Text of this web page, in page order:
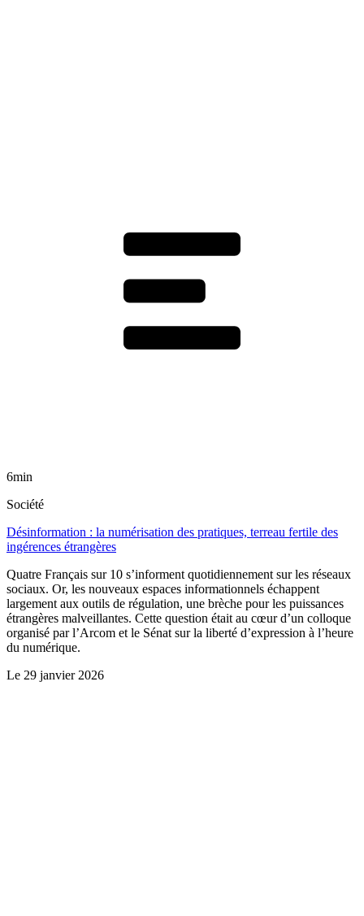
6min
Société
Désinformation : la numérisation des pratiques, terreau fertile des
ingérences étrangères
Quatre Français sur 10 s’informent quotidiennement sur les réseaux
sociaux. Or, les nouveaux espaces informationnels échappent
largement aux outils de régulation, une brèche pour les puissances
étrangères malveillantes. Cette question était au cœur d’un colloque
organisé par l’Arcom et le Sénat sur la liberté d’expression à l’heure
du numérique.
Le 29 janvier 2026